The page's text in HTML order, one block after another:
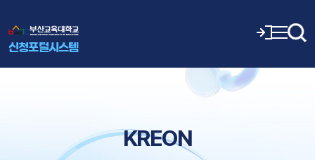
신청포털시스템
KREON